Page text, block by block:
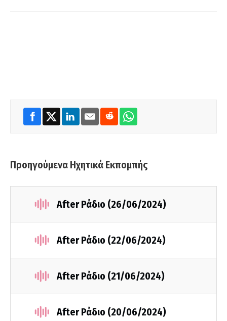
Προηγούμενα Ηχητικά Εκπομπής
After Ράδιο (26/06/2024)
After Ράδιο (22/06/2024)
After Ράδιο (21/06/2024)
After Ράδιο (20/06/2024)